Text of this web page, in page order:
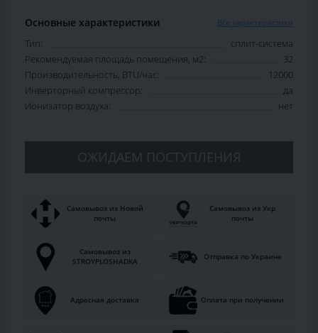
Основные характеристики Все характеристики
Тип:
сплит-система
Рекомендуемая площадь помещения, м2:
32
Производительность, BTU/час:
12000
Инверторный компрессор:
да
Ионизатор воздуха:
нет
ОЖИДАЕМ ПОСТУПЛЕНИЯ
Самовывоз из Новой
почты
Самовывоз из Укр
почты
Самовывоз из
STROYPLOSHADKA
Отправка по Украине
Адресная доставка Оплата при получении